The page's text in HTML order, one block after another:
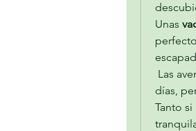
Unas
días,
Tanto